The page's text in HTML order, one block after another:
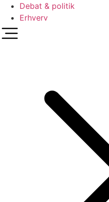
Debat & politik
Erhverv